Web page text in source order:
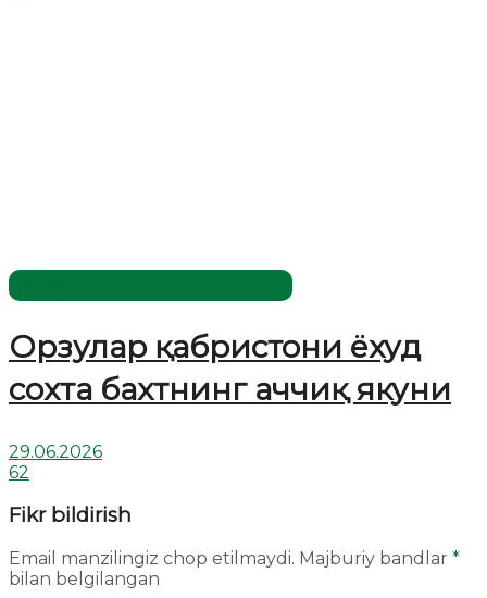
Орзулар қабристони ёхуд
сохта бахтнинг аччиқ якуни
29.06.2026
62
Fikr bildirish
Email manzilingiz chop etilmaydi. Majburiy bandlar *
bilan belgilangan